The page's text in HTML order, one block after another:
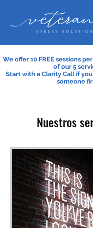
We offer 10 FREE sessions
of our 5
Start with a Clarity Call if
someone
Nuestros